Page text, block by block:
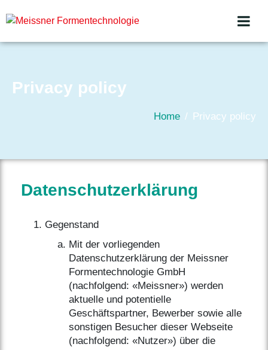
Privacy policy
Home Privacy policy
Datenschutzerklärung
Gegenstand
Mit der vorliegenden
Datenschutzerklärung der Meissner
Formentechnologie GmbH
(nachfolgend: «Meissner») werden
aktuelle und potentielle
Geschäftspartner, Bewerber sowie alle
sonstigen Besucher dieser Webseite
(nachfolgend: «Nutzer») über die